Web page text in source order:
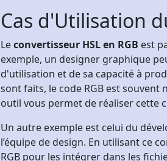
Cas d'Utilisation
Leconvertisseur HSL en RGB est
exemple, un designer graphique
d'utilisation et de sa capacité à
sont faits, le code RGB est
outil vous permet de réaliser cette
Un autre exemple est celui du
l’équipe de design. En utilisant ce
RGB pour les intégrer dans les